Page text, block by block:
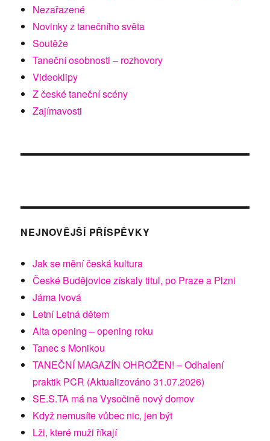
Nezařazené
Novinky z tanečního světa
Soutěže
Taneční osobnosti – rozhovory
Videoklipy
Z české taneční scény
Zajímavosti
NEJNOVĚJŠÍ PŘÍSPĚVKY
Jak se mění česká kultura
České Budějovice získaly titul, po Praze a Plzni
Jáma lvová
Letní Letná dětem
Alta opening – opening roku
Tanec s Monikou
TANEČNÍ MAGAZÍN OHROŽEN! – Odhalení
praktik PCR (Aktualizováno 31.07.2026)
SE.S.TA má na Vysočině nový domov
Když nemusíte vůbec nic, jen být
Lži, které muži říkají